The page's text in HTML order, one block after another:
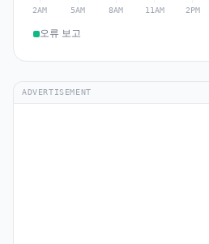
오류 보고
ADVERTISEMENT